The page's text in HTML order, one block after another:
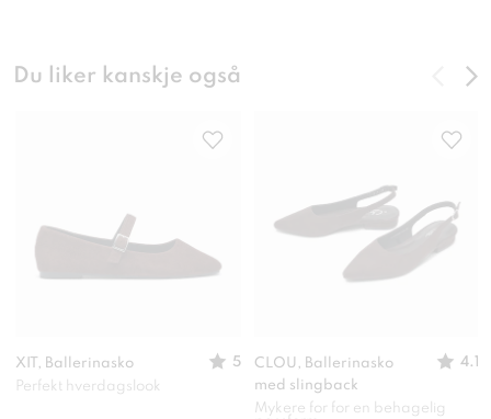
Du liker kanskje også
XIT, Ballerinasko
5
Perfekt hverdagslook
CLOU, Ballerinasko
med slingback
4.1
Mykere for for en behagelig